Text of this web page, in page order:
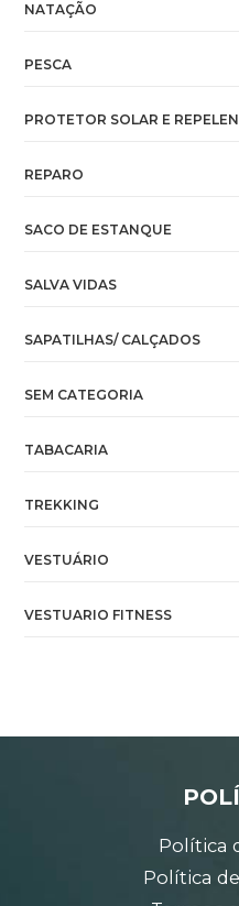
NATAÇÃO
PESCA
PROTETOR SOLAR E
REPARO
SACO DE ESTANQUE
SALVA VIDAS
SAPATILHAS/ CALÇADOS
SEM CATEGORIA
TABACARIA
TREKKING
VESTUÁRIO
VESTUARIO FITNESS
Política
Política